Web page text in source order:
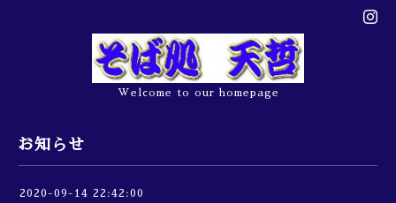
Welcome to our homepage
お知らせ
2020-09-14 22:42:00